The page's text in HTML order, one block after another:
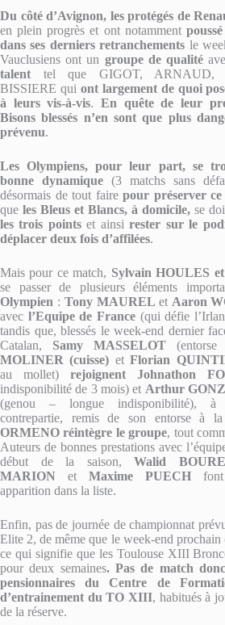
Du côté d’Avignon, les protégés de
en plein progrès et ont notamment
dans ses derniers retranchements le
Vauclusiens ont un groupe de qualité
talent tel que GIGOT, ARNAUD,
BISSIERE qui ont largement de quoi
à leurs vis-à-vis.En quête de leur
Bisons blessés n’en sont que plus
prévenu.
Les Olympiens, pour leur part, se
bonne dynamique (3 matchs sans
désormais de tout fairepour préserver
queles Bleus et Blancs, à domicile, se
les trois pointset ainsirester sur le
déplacer deux fois d’affilées.
Mais pour ce match, Sylvain HOULES
se passer de plusieurs éléments
Olympien : Tony MAUREL et Aaron
avec l’Equipe de France (qui défie
tandis que, blessés le week-end dernier
Catalan, Samy MASSELOT
MOLINER (cuisse) etFlorian
au mollet)rejoignent Johnathon
indisponibilité de 3 mois) et Arthur
(genou – longue indisponibilité), à
contrepartie, remis de son entorse à
ORMENO réintègre le groupe, tout
Auteurs de bonnes prestations avec
début de la saison,Walid
MARION et Maxime PUECH
apparition dans la liste.
Enfin, pas de journée de championnat
Elite 2, de même que le week-end prochain
ce qui signifie que les Toulouse XIII
pour deux semaines. Pas de match
pensionnaires du Centre de
d’entrainement du TO XIII, habitués à
de la réserve.